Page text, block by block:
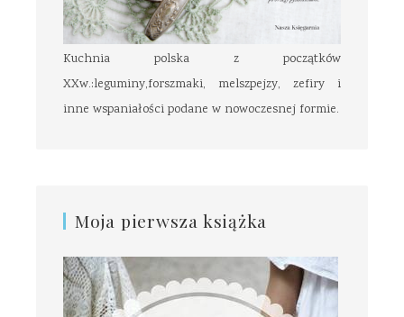
Kuchnia polska z początków
XXw.:leguminy,forszmaki, melszpejzy, zefiry i
inne wspaniałości podane w nowoczesnej formie.
Moja pierwsza książka